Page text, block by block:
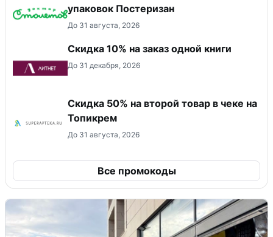
упаковок Постеризан
До 31 августа, 2026
Скидка 10% на заказ одной книги
До 31 декабря, 2026
Скидка 50% на второй товар в чеке на
Топикрем
До 31 августа, 2026
Все промокоды